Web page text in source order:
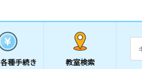
各種手続き 教室検索